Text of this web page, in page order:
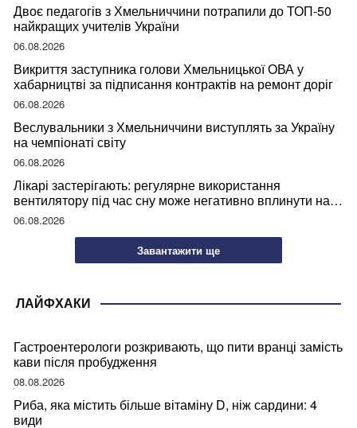
Двоє педагогів з Хмельниччини потрапили до ТОП-50
найкращих учителів України
06.08.2026
Викриття заступника голови Хмельницької ОВА у
хабарництві за підписання контрактів на ремонт доріг
06.08.2026
Веслувальники з Хмельниччини виступлять за Україну
на чемпіонаті світу
06.08.2026
Лікарі застерігають: регулярне використання
вентилятору під час сну може негативно вплинути на
ваше здоров’я
06.08.2026
Завантажити ще
ЛАЙФХАКИ
Гастроентерологи розкривають, що пити вранці замість
кави після пробудження
08.08.2026
Риба, яка містить більше вітаміну D, ніж сардини: 4
види